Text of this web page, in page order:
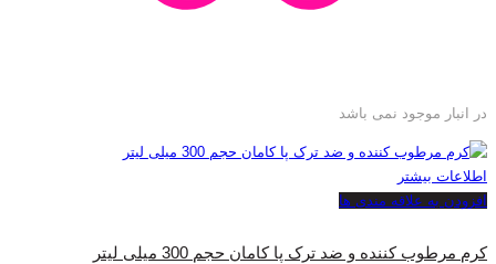
در انبار موجود نمی باشد
اطلاعات بیشتر
افزودن به علاقه مندی ها
کرم مرطوب کننده و ضد ترک پا کامان حجم 300 میلی لیتر